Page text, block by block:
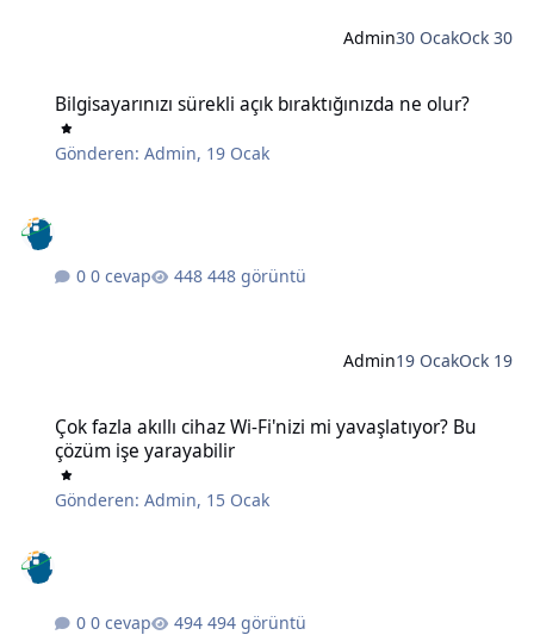
Admin30 OcakOck 30
Bilgisayarınızı sürekli açık bıraktığınızda ne olur?
Gönderen:Admin, 19 Ocak
0 cevap 448 görüntü
Admin19 OcakOck 19
Çok fazla akıllı cihaz Wi-Fi'nizi mi yavaşlatıyor? Bu
çözüm işe yarayabilir
Gönderen:Admin, 15 Ocak
0 cevap 494 görüntü